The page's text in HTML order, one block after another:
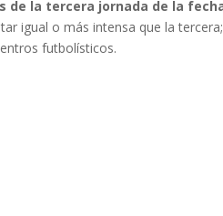
de la tercera jornada de la
igual o más intensa que la
futbolísticos.